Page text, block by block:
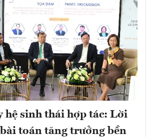
hệ sinh thái hợp tác: Lời
toán tăng trưởng bền